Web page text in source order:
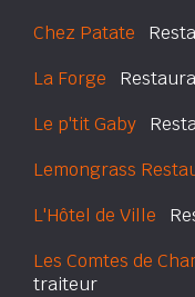
Chez Patate
La Forge
Le p'tit Gaby
Lemongrass
L'Hôtel de Ville
Les Comtes de
traiteur